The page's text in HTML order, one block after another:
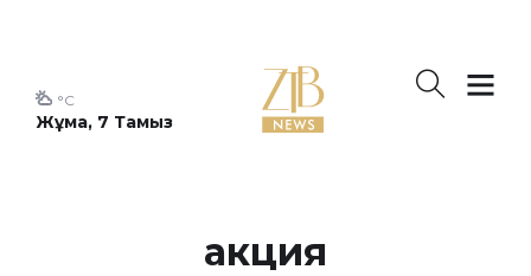
Жұма, 7 Тамыз
°C
акция